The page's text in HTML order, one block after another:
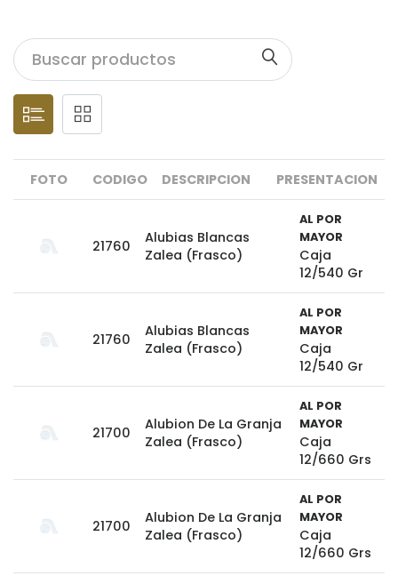
FOTO CODIGO DESCRIPCION PRESENTACION
21760
Alubias Blancas
Zalea (Frasco)
AL POR
MAYOR
Caja
12/540 Gr
21760
Alubias Blancas
Zalea (Frasco)
AL POR
MAYOR
Caja
12/540 Gr
21700
Alubion De La Granja
Zalea (Frasco)
AL POR
MAYOR
Caja
12/660 Grs
21700
Alubion De La Granja
Zalea (Frasco)
AL POR
MAYOR
Caja
12/660 Grs